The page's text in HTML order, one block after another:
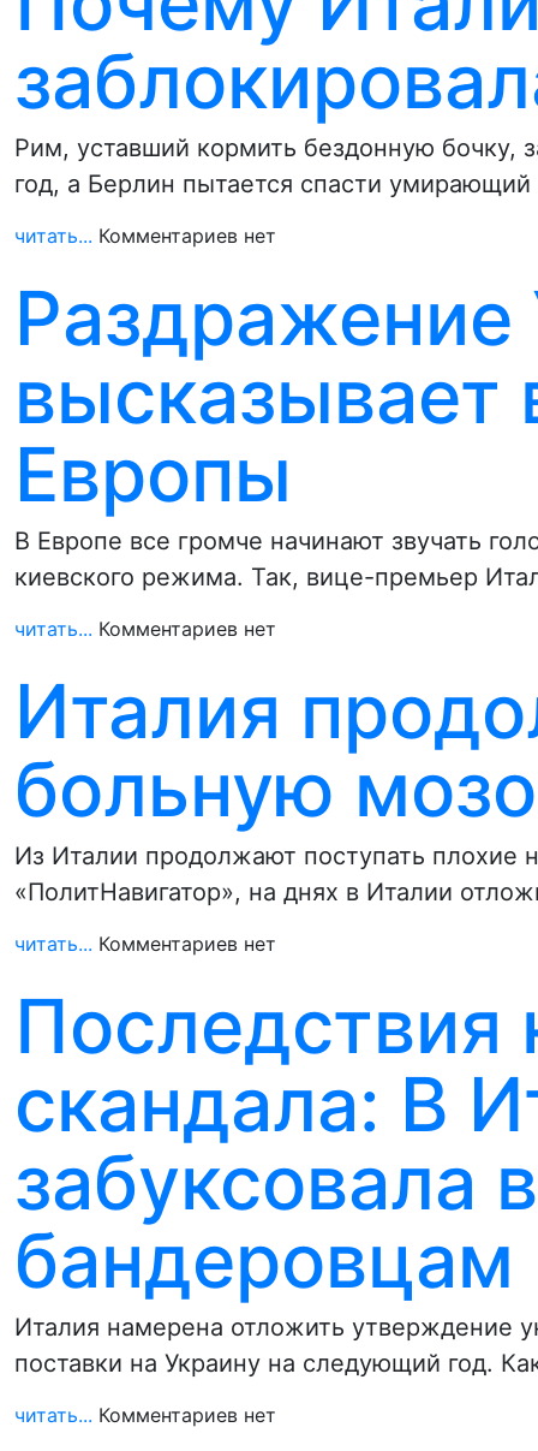
Рим, уставший кормить бездонную
год, а Берлин пытается спасти
читать... Комментариев нет
Раздражение
высказывает
Европы
В Европе все громче начинают звучать
киевского режима. Так, вице-премьер
читать... Комментариев нет
Италия
больную
Из Италии продолжают поступать плохие
«ПолитНавигатор», на днях в Италии
читать... Комментариев нет
Последствия
скандала: В
забуксовала
бандеровцам
Италия намерена отложить утверждение
поставки на Украину на следующий год.
читать... Комментариев нет